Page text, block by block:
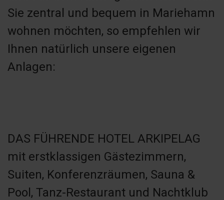
Sie zentral und bequem in Mariehamn
wohnen möchten, so empfehlen wir
Ihnen natürlich unsere eigenen
Anlagen:
DAS FÜHRENDE HOTEL ARKIPELAG
mit erstklassigen Gästezimmern,
Suiten, Konferenzräumen, Sauna &
Pool, Tanz-Restaurant und Nachtklub